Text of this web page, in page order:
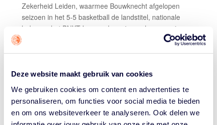
Deze website maakt gebruik van cookies
We gebruiken cookies om content en advertenties te
personaliseren, om functies voor social media te bieden
en om ons websiteverkeer te analyseren. Ook delen we
Zekerheid Leiden, waarmee Bouwknecht afgelopen
seizoen in het 5-5 basketball de landstitel, nationale
beker en het BNXT League-kampioenschap won, is aan
de voorbereiding op het nieuwe seizoen begonnen en
hebben om Leiden op andere gedachten te brengen",
zegt Royé. "Ik had Maarten er graag als extra keuze
mogelijkheid bij gehad, als extraball handler. Dat biedt
ons meer mogelijkheden. We zijn qua scorend